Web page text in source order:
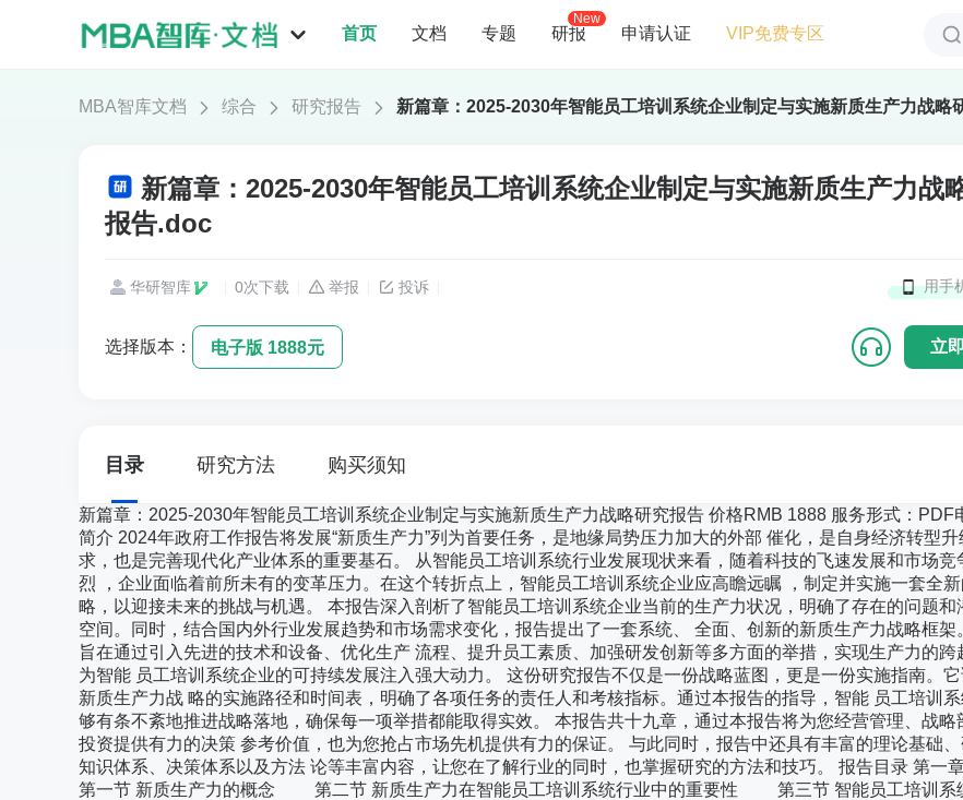
首页 文档 专题 研报
New
申请认证 VIP免费专区
MBA智库文档 综合 研究报告 新篇章：2025-2030年智能员工培训系统企业制定与实施新质生产力战略
新篇章：2025-2030年智能员工培训系统企业制定与实施新质生产力战
报告.doc
华研智库 0次下载 举报 投诉 用手
选择版本： 电子版 1888元 立
目录 研究方法 购买须知
新篇章：2025-2030年智能员工培训系统企业制定与实施新质生产力战略研究报告 价格RMB 1888 服务形式：PDF
简介 2024年政府工作报告将发展“新质生产力”列为首要任务，是地缘局势压力加大的外部 催化，是自身经济转型
求，也是完善现代化产业体系的重要基石。 从智能员工培训系统行业发展现状来看，随着科技的飞速发展和市场竞
烈 ，企业面临着前所未有的变革压力。在这个转折点上，智能员工培训系统企业应高瞻远瞩 ，制定并实施一套全
略，以迎接未来的挑战与机遇。 本报告深入剖析了智能员工培训系统企业当前的生产力状况，明确了存在的问题和
空间。同时，结合国内外行业发展趋势和市场需求变化，报告提出了一套系统、 全面、创新的新质生产力战略框架
旨在通过引入先进的技术和设备、优化生产 流程、提升员工素质、加强研发创新等多方面的举措，实现生产力的跨
为智能 员工培训系统企业的可持续发展注入强大动力。 这份研究报告不仅是一份战略蓝图，更是一份实施指南。
新质生产力战 略的实施路径和时间表，明确了各项任务的责任人和考核指标。通过本报告的指导，智能 员工培训
够有条不紊地推进战略落地，确保每一项举措都能取得实效。 本报告共十九章，通过本报告将为您经营管理、战略
投资提供有力的决策 参考价值，也为您抢占市场先机提供有力的保证。 与此同时，报告中还具有丰富的理论基础、
知识体系、决策体系以及方法 论等丰富内容，让您在了解行业的同时，也掌握研究的方法和技巧。 报告目录 第
第一节 新质生产力的概念 第二节 新质生产力在智能员工培训系统行业中的重要性 第三节 智能员工培训系